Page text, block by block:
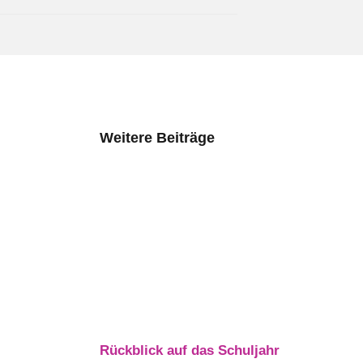
Weitere Beiträge
Rückblick auf das Schuljahr